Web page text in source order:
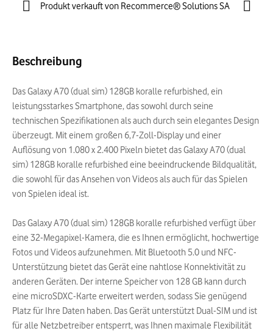
Produkt verkauft von Recommerce® Solutions SA
Beschreibung
Das Galaxy A70 (dual sim) 128GB koralle refurbished, ein
leistungsstarkes Smartphone, das sowohl durch seine
technischen Spezifikationen als auch durch sein elegantes Design
überzeugt. Mit einem großen 6,7-Zoll-Display und einer
Auflösung von 1.080 x 2.400 Pixeln bietet das Galaxy A70 (dual
sim) 128GB koralle refurbished eine beeindruckende Bildqualität,
die sowohl für das Ansehen von Videos als auch für das Spielen
von Spielen ideal ist.
Das Galaxy A70 (dual sim) 128GB koralle refurbished verfügt über
eine 32-Megapixel-Kamera, die es Ihnen ermöglicht, hochwertige
Fotos und Videos aufzunehmen. Mit Bluetooth 5.0 und NFC-
Unterstützung bietet das Gerät eine nahtlose Konnektivität zu
anderen Geräten. Der interne Speicher von 128 GB kann durch
eine microSDXC-Karte erweitert werden, sodass Sie genügend
Platz für Ihre Daten haben. Das Gerät unterstützt Dual-SIM und ist
für alle Netzbetreiber entsperrt, was Ihnen maximale Flexibilität